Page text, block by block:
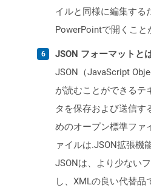
イルと同様に編集す
PowerPointで開くこと
JSON フォーマットと
JSON（JavaScript
が読むことができるテ
タを保存および送信す
めのオープン標準ファ
ァイルは.JSON拡張機
JSONは、より少ない
し、XMLの良い代替品